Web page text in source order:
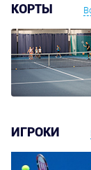
КОРТЫ
ИГРОКИ